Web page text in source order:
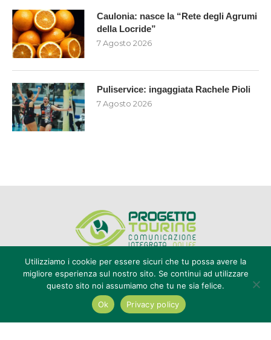
Caulonia: nasce la “Rete degli Agrumi
della Locride”
7 Agosto 2026
Puliservice: ingaggiata Rachele Pioli
7 Agosto 2026
Editore Progetto Touring srl - iscrizione al ROC n°20616 - P.IVA e CF
02636800803 - Reg. Tribunale Reggio Calabria n° 04/1976 -
redazione@touring104.it
Utilizziamo i cookie per essere sicuri che tu possa avere la
migliore esperienza sul nostro sito. Se continui ad utilizzare
questo sito noi assumiamo che tu ne sia felice.
Ok
Privacy policy